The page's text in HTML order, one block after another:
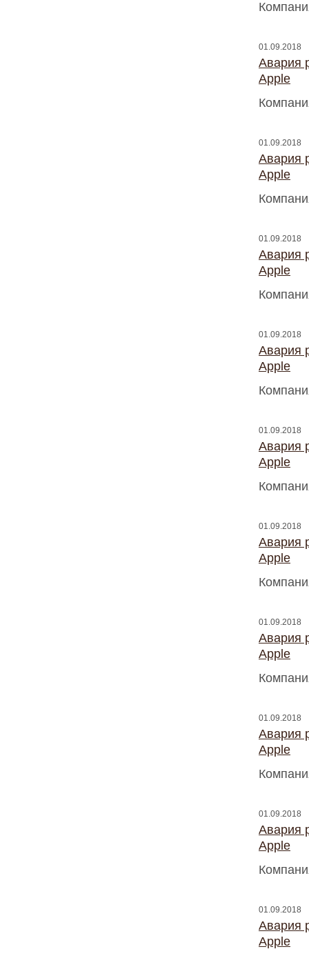
01.09.2018
Авария
Apple
01.09.2018
Авария
Apple
01.09.2018
Авария
Apple
01.09.2018
Авария
Apple
01.09.2018
Авария
Apple
01.09.2018
Авария
Apple
01.09.2018
Авария
Apple
01.09.2018
Авария
Apple
01.09.2018
Авария
Apple
01.09.2018
Авария
Apple